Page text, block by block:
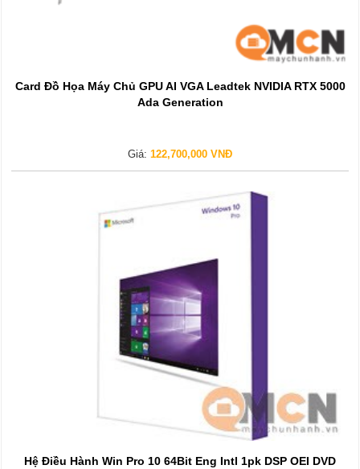
Card Đồ Họa Máy Chủ GPU AI VGA Leadtek NVIDIA RTX 5000
Ada Generation
Giá: 122,700,000 VNĐ
Hệ Điều Hành Win Pro 10 64Bit Eng Intl 1pk DSP OEI DVD